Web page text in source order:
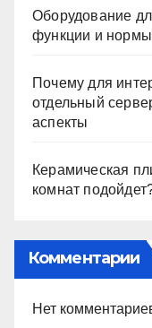
Оборудование
функции и нормы
Почему для
отдельный
аспекты
Керамическая
комнат
Комментарии
Нет